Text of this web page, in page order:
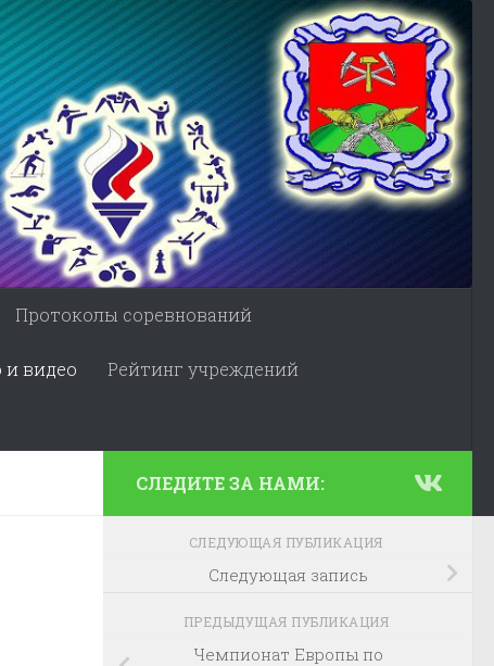
Протоколы соревнований
и видео Рейтинг учреждений
СЛЕДИТЕ ЗА НАМИ:
СЛЕДУЮЩАЯ ПУБЛИКАЦИЯ
Следующая запись
ПРЕДЫДУЩАЯ ПУБЛИКАЦИЯ
Чемпионат Европы по